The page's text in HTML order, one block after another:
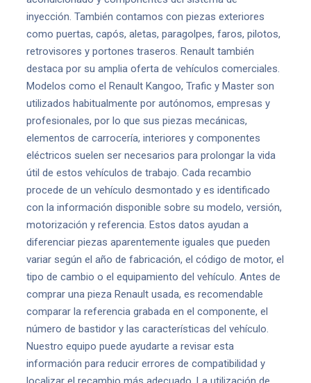
inyección. También contamos con piezas exteriores
como puertas, capós, aletas, paragolpes, faros, pilotos,
retrovisores y portones traseros. Renault también
destaca por su amplia oferta de vehículos comerciales.
Modelos como el Renault Kangoo, Trafic y Master son
utilizados habitualmente por autónomos, empresas y
profesionales, por lo que sus piezas mecánicas,
elementos de carrocería, interiores y componentes
eléctricos suelen ser necesarios para prolongar la vida
útil de estos vehículos de trabajo. Cada recambio
procede de un vehículo desmontado y es identificado
con la información disponible sobre su modelo, versión,
motorización y referencia. Estos datos ayudan a
diferenciar piezas aparentemente iguales que pueden
variar según el año de fabricación, el código de motor, el
tipo de cambio o el equipamiento del vehículo. Antes de
comprar una pieza Renault usada, es recomendable
comparar la referencia grabada en el componente, el
número de bastidor y las características del vehículo.
Nuestro equipo puede ayudarte a revisar esta
información para reducir errores de compatibilidad y